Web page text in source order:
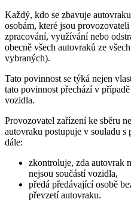
Každý, kdo se zbavuje
osobám, které jsou
zpracování, využívání nebo
obecně všech autovraků ze
vybraných).
Tato povinnost se týká nejen
tato povinnost přechází v
vozidla.
Provozovatel zařízení ke sběru
autovraku postupuje v souladu s
dále:
zkontroluje, zda autovrak
nejsou součástí vozidla,
předá předávající osobě
převzetí autovraku.